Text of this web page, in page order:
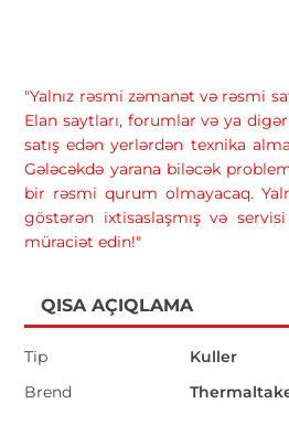
"Yalnız rəsmi zəmanət və rəsmi
Elan saytları, forumlar və ya
satış edən yerlərdən texnika
Gələcəkdə yarana biləcək
bir rəsmi qurum olmayacaq.
göstərən ixtisaslaşmış və
müraciət edin!"
QISA AÇIQLAMA
Tip
Kuller
Brend